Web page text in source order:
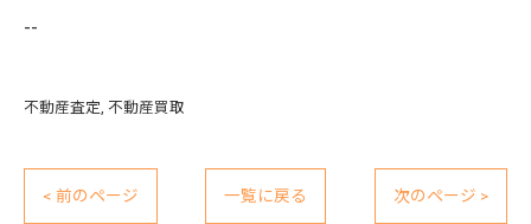
--
不動産査定 不動産買取
< 前のページ 一覧に戻る 次のページ >